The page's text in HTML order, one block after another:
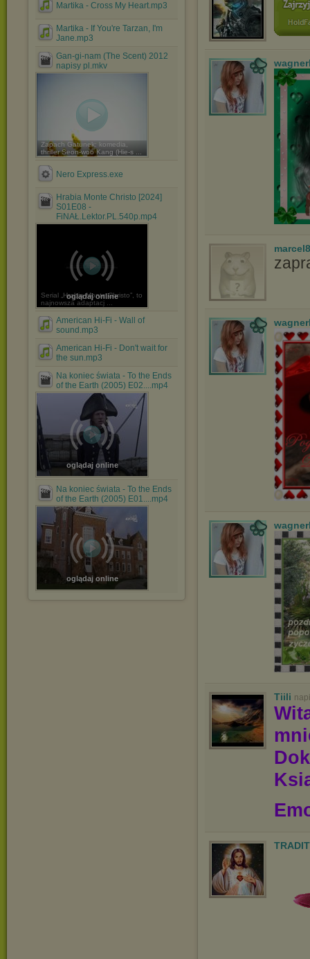
Martika - Cross My Heart.mp3
Martika - If You're Tarzan, I'm
Jane.mp3
Gan-gi-nam (The Scent) 2012
napisy pl.mkv
Zapach Gatunek: komedia,
thriller Seon-woo Kang (Hie-s ...
Nero Express.exe
Hrabia Monte Christo [2024]
S01E08 -
FiNAŁ.Lektor.PL.540p.mp4
oglądaj online
Serial „Hrabia Monte Christo”, to
najnowsza adaptacj ...
American Hi-Fi - Wall of
sound.mp3
American Hi-Fi - Don't wait for
the sun.mp3
Na koniec świata - To the Ends
of the Earth (2005) E02....mp4
oglądaj online
Na koniec świata - To the Ends
of the Earth (2005) E01....mp4
oglądaj online
Tiili